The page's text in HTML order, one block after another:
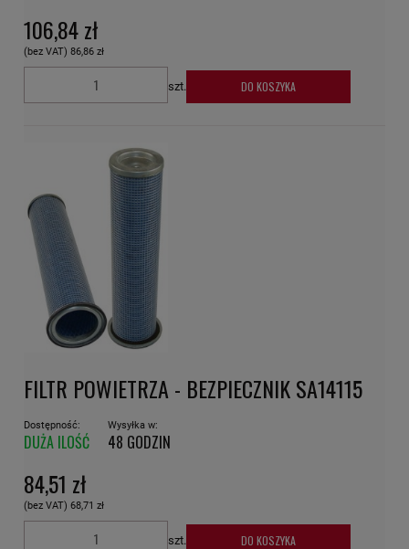
106,84 zł
(bez VAT) 86,86 zł
szt. DO KOSZYKA
FILTR POWIETRZA - BEZPIECZNIK SA14115
Dostępność:
DUŻA ILOŚĆ
Wysyłka w:
48 GODZIN
84,51 zł
(bez VAT) 68,71 zł
szt. DO KOSZYKA